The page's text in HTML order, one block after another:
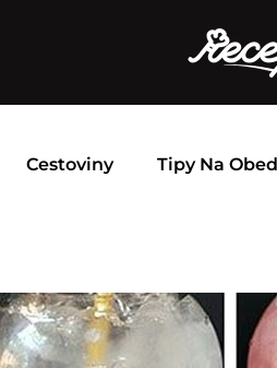
Cestoviny Tipy Na Obed